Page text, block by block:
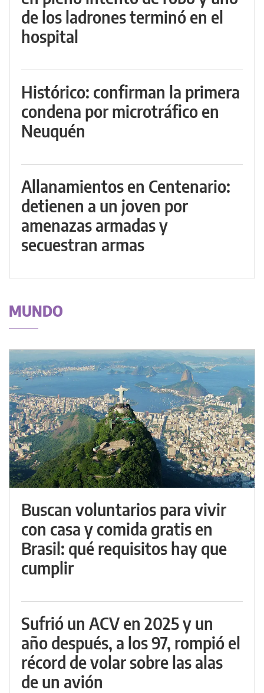
de los ladrones terminó en el
hospital
Histórico: confirman la primera
condena por microtráfico en
Neuquén
Allanamientos en Centenario:
detienen a un joven por
amenazas armadas y
secuestran armas
MUNDO
Buscan voluntarios para vivir
con casa y comida gratis en
Brasil: qué requisitos hay que
cumplir
Sufrió un ACV en 2025 y un
año después, a los 97, rompió el
récord de volar sobre las alas
de un avión